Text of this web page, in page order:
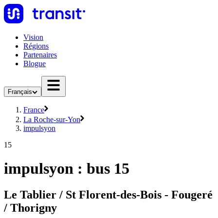
Vision
Régions
Partenaires
Blogue
Français
France
La Roche-sur-Yon
impulsyon
15
impulsyon : bus 15
Le Tablier / St Florent-des-Bois - Fougeré
/ Thorigny